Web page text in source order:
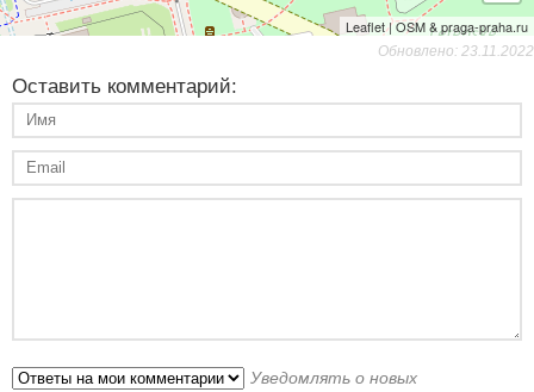
Leaflet | OSM & praga-praha.ru
Обновлено: 23.11.2022
Оставить комментарий:
Уведомлять о новых